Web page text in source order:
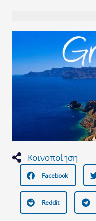
Κοινοποίηση
Facebook
Reddit